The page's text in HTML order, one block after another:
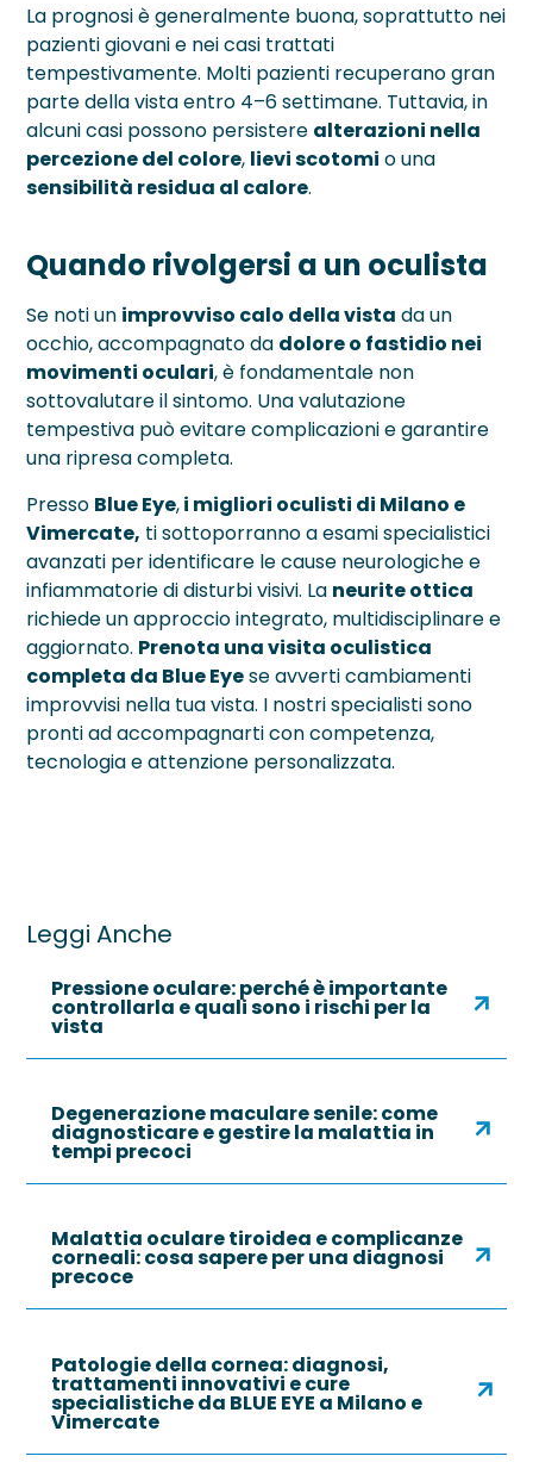
La prognosi è generalmente buona, soprattutto nei
pazienti giovani e nei casi trattati
tempestivamente. Molti pazienti recuperano gran
parte della vista entro 4–6 settimane. Tuttavia, in
alcuni casi possono persistere alterazioni nella
percezione del colore, lievi scotomi o una
sensibilità residua al calore.
Quando rivolgersi a un oculista
Se noti un improvviso calo della vista da un
occhio, accompagnato da dolore o fastidio nei
movimenti oculari, è fondamentale non
sottovalutare il sintomo. Una valutazione
tempestiva può evitare complicazioni e garantire
una ripresa completa.
Presso Blue Eye,i migliori oculisti di Milano e
Vimercate, ti sottoporranno a esami specialistici
avanzati per identificare le cause neurologiche e
infiammatorie di disturbi visivi. La neurite ottica
richiede un approccio integrato, multidisciplinare e
aggiornato. Prenota una visita oculistica
completa da Blue Eyese avverti cambiamenti
improvvisi nella tua vista. I nostri specialisti sono
pronti ad accompagnarti con competenza,
tecnologia e attenzione personalizzata.
Leggi Anche
Pressione oculare: perché è importante
controllarla e quali sono i rischi per la
vista
Degenerazione maculare senile: come
diagnosticare e gestire la malattia in
tempi precoci
Malattia oculare tiroidea e complicanze
corneali: cosa sapere per una diagnosi
precoce
Patologie della cornea: diagnosi,
trattamenti innovativi e cure
specialistiche da BLUE EYE a Milano e
Vimercate